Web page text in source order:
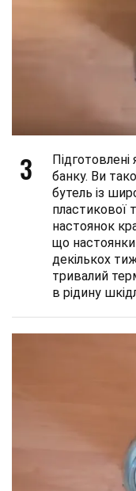
3
банку. Ви
бутель із
пластикової
настоянок
що настоянки
декількох
тривалий
в рідину